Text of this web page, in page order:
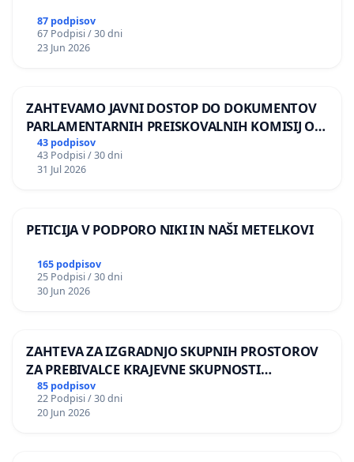
87 podpisov
67 Podpisi / 30 dni
23 Jun 2026
ZAHTEVAMO JAVNI DOSTOP DO DOKUMENTOV
PARLAMENTARNIH PREISKOVALNIH KOMISIJ O
ILEGALNI TRGOVINI Z OROŽJEM
43 podpisov
43 Podpisi / 30 dni
31 Jul 2026
PETICIJA V PODPORO NIKI IN NAŠI METELKOVI
165 podpisov
25 Podpisi / 30 dni
30 Jun 2026
ZAHTEVA ZA IZGRADNJO SKUPNIH PROSTOROV
ZA PREBIVALCE KRAJEVNE SKUPNOSTI
PRESTRANEK
85 podpisov
22 Podpisi / 30 dni
20 Jun 2026